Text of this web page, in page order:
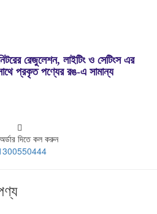
রেজুলেশন, লাইটিং ও সেটিংস এর
প্রকৃত পণ্যের রঙ-এ সামান্য
দিতে কল করুন